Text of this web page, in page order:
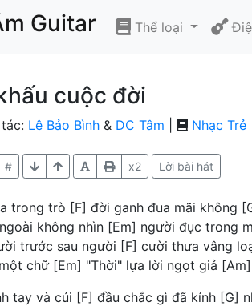
Guitar Thể loại
cuộc đời
Lê Bảo Bình & DC Tâm Nhạc Trẻ
# x2 Lời bài hát
trong trò [F] đời ganh đua mãi không
không nhìn [Em] người đục trong
trước sau người [F] cười thưa vâng
chữ [Em] "Thời" lựa lời ngọt giả
tay và cúi [F] đầu chắc gì đã kính [G]